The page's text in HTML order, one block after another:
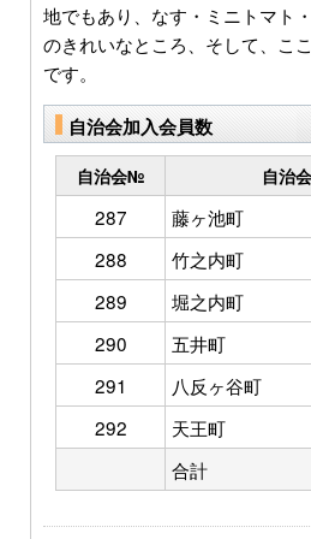
地でもあり、なす・ミニトマト
のきれいなところ、そして、こ
です。
自治会加入会員数
自治会№ 自治
287 藤ヶ池町
288
竹之内町
289
堀之内町
290
五井町
291
八反ヶ谷町
292
天王町
合計